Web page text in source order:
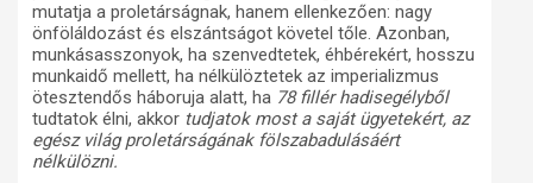
mutatja a proletárságnak, hanem ellenkezően: nagy
önföláldozást és elszántságot követel tőle. Azonban,
munkásasszonyok, ha szenvedtetek, éhbérekért, hosszu
munkaidő mellett, ha nélkülöztetek az imperializmus
ötesztendős háboruja alatt, ha 78 fillér hadisegélyből
tudtatok élni, akkor tudjatok most a saját ügyetekért, az
egész világ proletárságának fölszabadulásáért
nélkülözni.